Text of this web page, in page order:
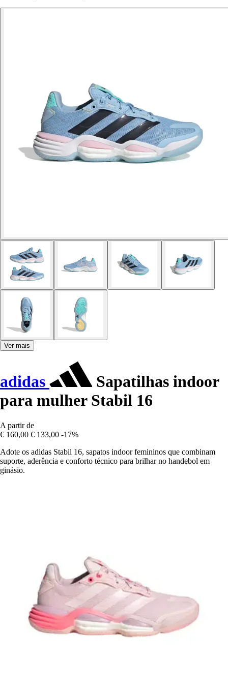
Ver mais
adidas
Sapatilhas indoor
para mulher Stabil 16
A partir de
€ 160,00 € 133,00 -17%
Adote os adidas Stabil 16, sapatos indoor femininos que combinam
suporte, aderência e conforto técnico para brilhar no handebol em
ginásio.